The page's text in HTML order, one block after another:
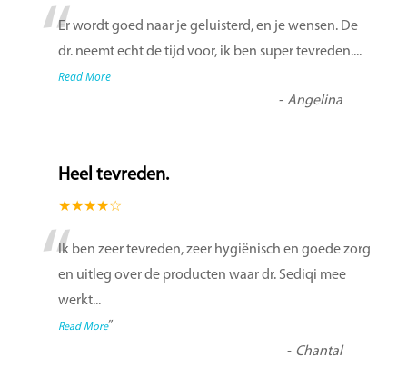
“Er wordt goed naar je geluisterd, en je wensen. De
dr. neemt echt de tijd voor, ik ben super tevreden....
Read More
-Angelina
Heel tevreden.
★★★★☆
“Ik ben zeer tevreden, zeer hygiënisch en goede zorg
en uitleg over de producten waar dr. Sediqi mee
werkt...
Read More”
- Chantal